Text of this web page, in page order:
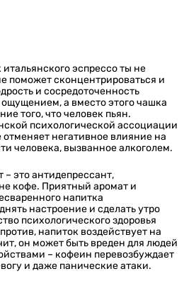
эспрессо ты не
поможет сконцентрироваться и
и сосредоточенность
а вместо этого чашка
того, что человек пьян.
психологической ассоциации
негативное влияние на
человека, вызванное алкоголем.
это антидепрессант,
кофе. Приятный аромат и
напитка
настроение и сделать утро
психологического здоровья
напиток воздействует на
он может быть вреден для людей
– кофеин перевозбуждает
и даже панические атаки.